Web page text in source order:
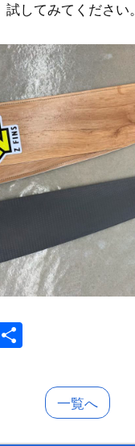
してみてください。
一覧へ